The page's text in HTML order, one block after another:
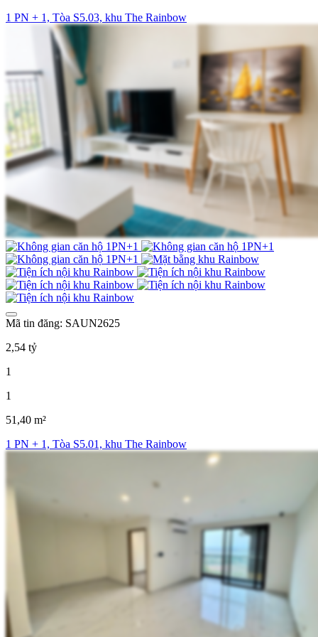
1 PN + 1, Tòa S5.03, khu The Rainbow
Mã tin đăng: SAUN2625
2,54 tỷ
1
1
51,40 m²
1 PN + 1, Tòa S5.01, khu The Rainbow